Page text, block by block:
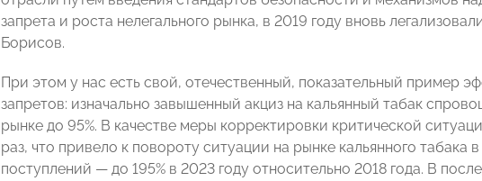
запрета и роста нелегального рынка, в 2019 году вновь
Борисов.
При этом у нас есть свой, отечественный, показательный пример
запретов: изначально завышенный акциз на кальянный табак
рынке до 95%. В качестве меры корректировки критической
раз, что привело к повороту ситуации на рынке кальянного
поступлений — до 195% в 2023 году относительно 2018 года. В